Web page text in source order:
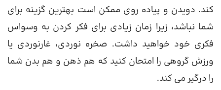
کند. دویدن و پیاده روی ممکن است بهترین گزینه برای
شما نباشد، زیرا زمان زیادی برای فکر کردن به وسواس
فکری خود خواهید داشت. صخره نوردی، غارنوردی یا
ورزش گروهی را امتحان کنید که هم ذهن و هم بدن شما
را درگیر می کند.